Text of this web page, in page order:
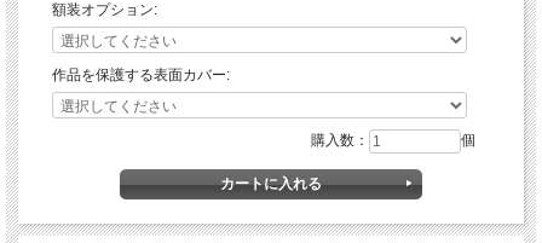
額装オプション:
作品を保護する表面カバー:
購入数： 個